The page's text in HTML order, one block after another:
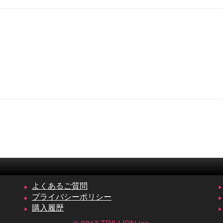
よくあるご質問
プライバシーポリシー
購入履歴